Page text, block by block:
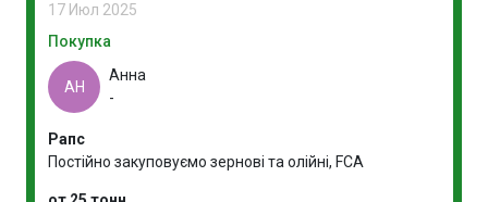
17 Июл 2025
Покупка
АН
Анна
-
Рапс
Постійно закуповуємо зернові та олійні, FCA